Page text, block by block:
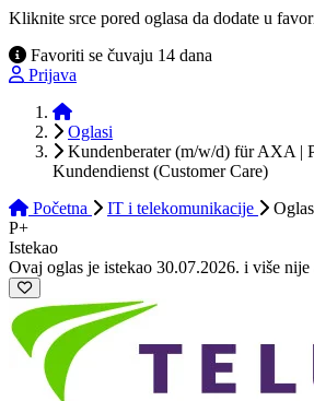
Kliknite srce pored oglasa da dodate u
Favoriti se čuvaju 14 dana
Prijava
Početna
Oglasi
Kundenberater (m/w/d) für AXA |
Kundendienst (Customer Care)
Početna
IT i telekomunikacije Oglas
P+
Istekao
Ovaj oglas je istekao 30.07.2026. i više nije